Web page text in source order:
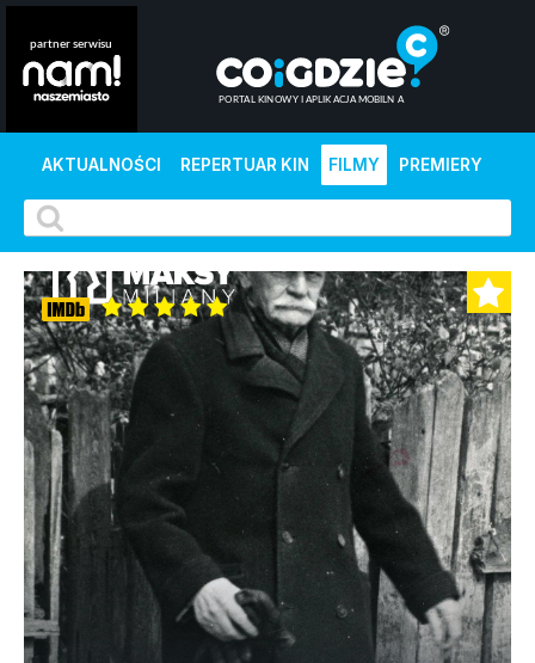
AKTUALNOŚCI REPERTUAR KIN FILMY PREMIERY